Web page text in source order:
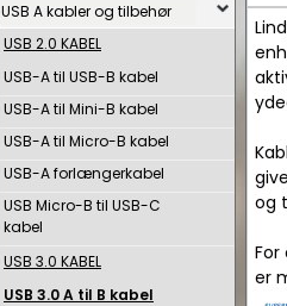
USB A kabler og tilbehør
USB 2.0 KABEL
USB-A til USB-B kabel
USB-A til Mini-B kabel
USB-A til Micro-B kabel
USB-A forlængerkabel
USB Micro-B til USB-C
kabel
USB 3.0 KABEL
USB 3.0 A til B kabel
og
er